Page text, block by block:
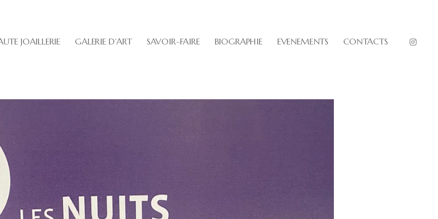
JOAILLERIE GALERIE D’ART SAVOIR-FAIRE BIOGRAPHIE EVENEMENTS CONTACTS